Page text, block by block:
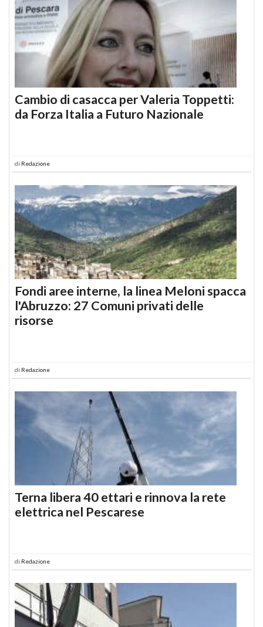
Cambio di casacca per Valeria Toppetti:
da Forza Italia a Futuro Nazionale
di Redazione
Fondi aree interne, la linea Meloni spacca
l'Abruzzo: 27 Comuni privati delle
risorse
di Redazione
Terna libera 40 ettari e rinnova la rete
elettrica nel Pescarese
di Redazione